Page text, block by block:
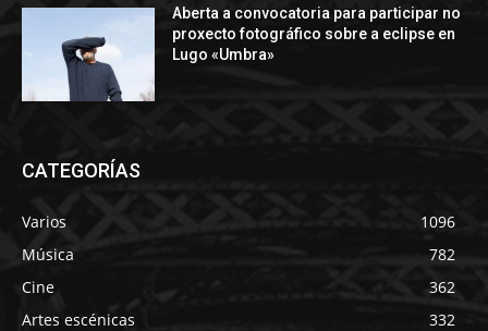
Aberta a convocatoria para participar no
proxecto fotográfico sobre a eclipse en
Lugo «Umbra»
CATEGORÍAS
Varios
1096
Música
782
Cine
362
Artes escénicas
332